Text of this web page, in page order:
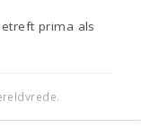
prima als